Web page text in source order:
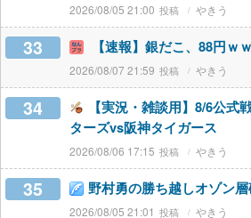
2026/08/05 21:00 やきう
33 【速報】銀だこ、88円ｗ
2026/08/07 21:59 やきう
34
【実況・雑談用】8/6公
ターズvs阪神タイガース
2026/08/06 17:15 やきう
35 野村勇の勝ち越しオゾン
2026/08/05 21:01 やきう